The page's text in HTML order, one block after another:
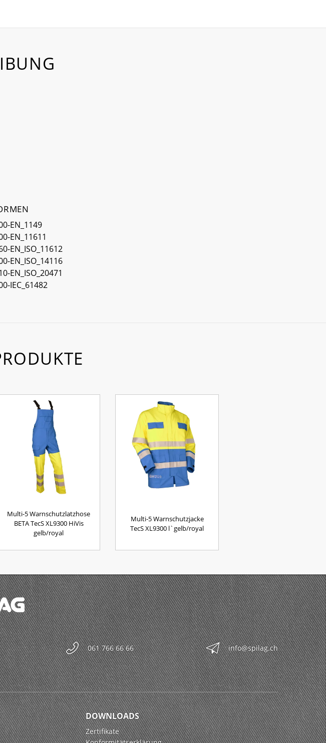
EN_1149
EN_11611
EN_ISO_11612
EN_ISO_14116
EN_ISO_20471
IEC_61482
Multi-5 Warnschutzlatzhose
BETA TecS XL9300 HiVis
gelb/royal
Multi-5 Warnschutzjacke
TecS XL9300 l`gelb/royal
061 766 66 66 info@spilag.ch
DOWNLOADS
Zertifikate